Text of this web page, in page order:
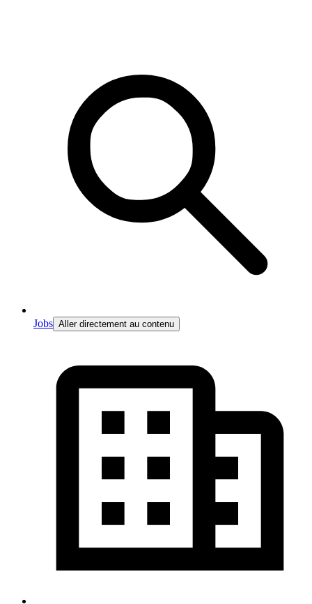
Jobs Aller directement au contenu